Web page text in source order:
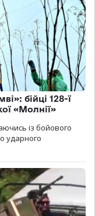
бійці 128-ї
«Молнії»
із бойового
ударного